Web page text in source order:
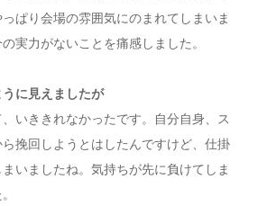
ぱり会場の雰囲気にのまれてしまいま
実力がないことを痛感しました。
に見えましたが
いききれなかったです。自分自身、ス
挽回しようとはしたんですけど、仕掛
いましたね。気持ちが先に負けてしま